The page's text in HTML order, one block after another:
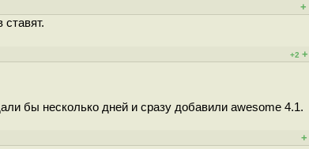
+
+2 +
бы несколько дней и сразу добавили awesome 4.1.
+